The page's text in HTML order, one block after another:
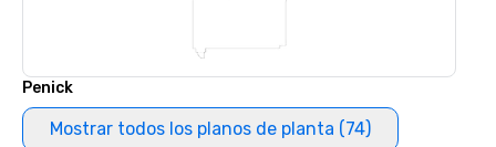
Penick
Mostrar todos los planos de planta (74)